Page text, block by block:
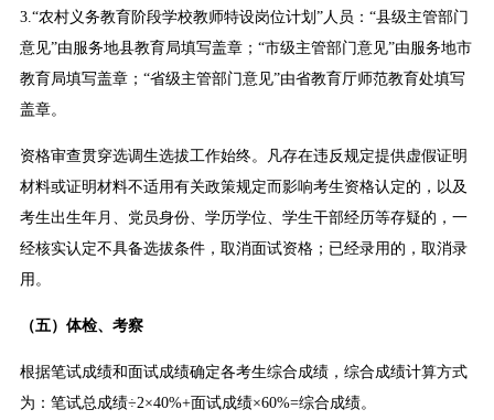
3.“农村义务教育阶段学校教师特设岗位计划”人员：“县级主管部门
意见”由服务地县教育局填写盖章；“市级主管部门意见”由服务地市
教育局填写盖章；“省级主管部门意见”由省教育厅师范教育处填写
盖章。
资格审查贯穿选调生选拔工作始终。凡存在违反规定提供虚假证明
材料或证明材料不适用有关政策规定而影响考生资格认定的，以及
考生出生年月、党员身份、学历学位、学生干部经历等存疑的，一
经核实认定不具备选拔条件，取消面试资格；已经录用的，取消录
用。
（五）体检、考察
根据笔试成绩和面试成绩确定各考生综合成绩，综合成绩计算方式
为：笔试总成绩÷2×40%+面试成绩×60%=综合成绩。